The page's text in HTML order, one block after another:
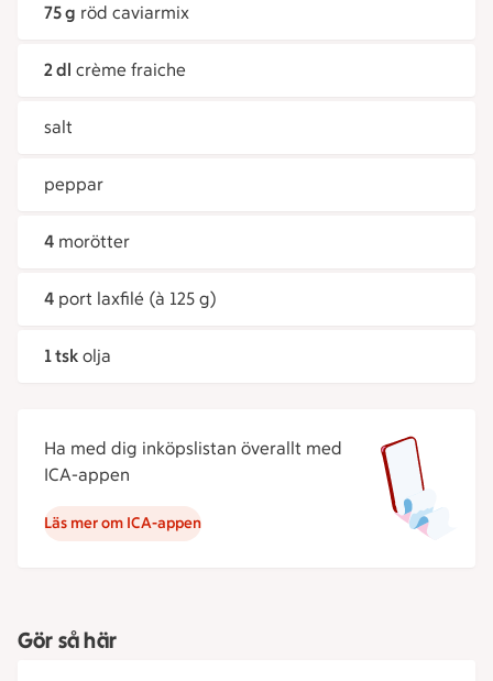
75 g röd caviarmix
2 dl crème fraiche
salt
peppar
4 morötter
4 port laxfilé (à 125 g)
1 tsk olja
Ha med dig inköpslistan överallt med
ICA-appen
Läs mer om ICA-appen
Gör så här